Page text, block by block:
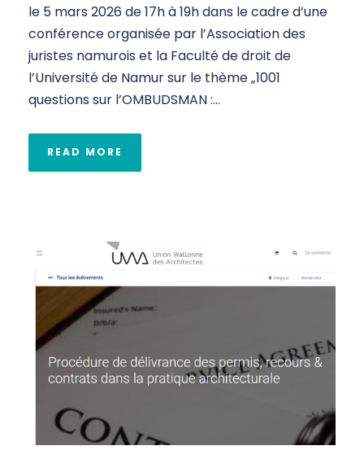
le 5 mars 2026 de 17h à 19h dans le cadre d’une
conférence organisée par l’Association des
juristes namurois et la Faculté de droit de
l’Université de Namur sur le thème „1001
questions sur l’OMBUDSMAN :...
READ MORE